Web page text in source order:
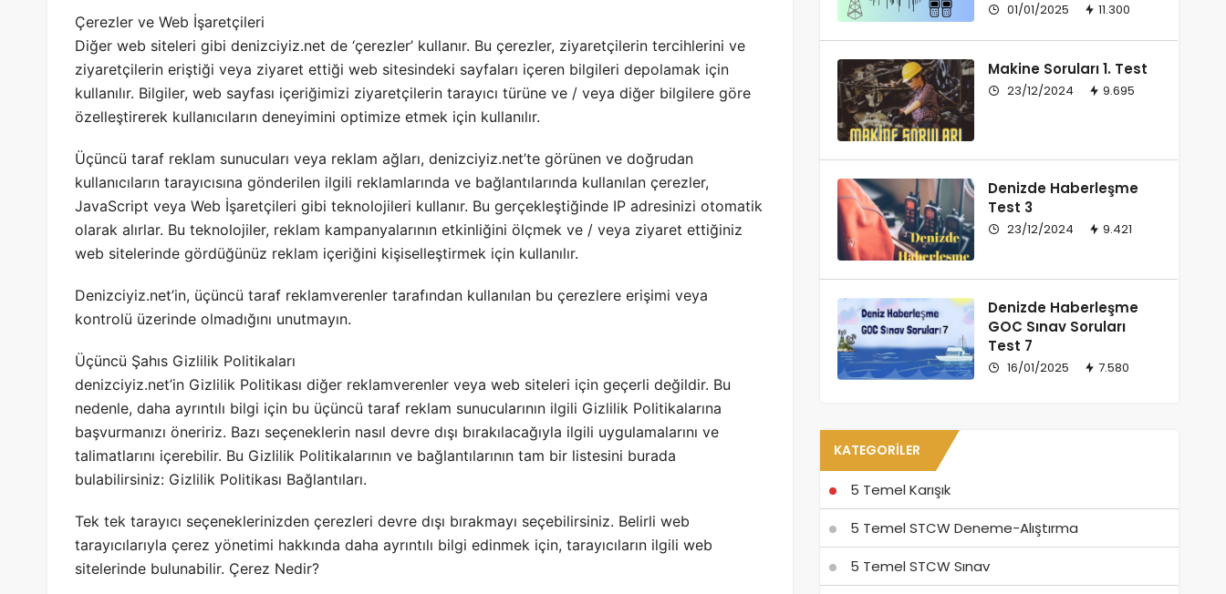
Çerezler ve Web İşaretçileri
Diğer web siteleri gibi denizciyiz.net de ‘çerezler’ kullanır. Bu çerezler, ziyaretçilerin tercihlerini ve
ziyaretçilerin eriştiği veya ziyaret ettiği web sitesindeki sayfaları içeren bilgileri depolamak için
kullanılır. Bilgiler, web sayfası içeriğimizi ziyaretçilerin tarayıcı türüne ve / veya diğer bilgilere göre
özelleştirerek kullanıcıların deneyimini optimize etmek için kullanılır.
Üçüncü taraf reklam sunucuları veya reklam ağları, denizciyiz.net’te görünen ve doğrudan
kullanıcıların tarayıcısına gönderilen ilgili reklamlarında ve bağlantılarında kullanılan çerezler,
JavaScript veya Web İşaretçileri gibi teknolojileri kullanır. Bu gerçekleştiğinde IP adresinizi otomatik
olarak alırlar. Bu teknolojiler, reklam kampanyalarının etkinliğini ölçmek ve / veya ziyaret ettiğiniz
web sitelerinde gördüğünüz reklam içeriğini kişiselleştirmek için kullanılır.
Denizciyiz.net’in, üçüncü taraf reklamverenler tarafından kullanılan bu çerezlere erişimi veya
kontrolü üzerinde olmadığını unutmayın.
Üçüncü Şahıs Gizlilik Politikaları
denizciyiz.net’in Gizlilik Politikası diğer reklamverenler veya web siteleri için geçerli değildir. Bu
nedenle, daha ayrıntılı bilgi için bu üçüncü taraf reklam sunucularının ilgili Gizlilik Politikalarına
başvurmanızı öneririz. Bazı seçeneklerin nasıl devre dışı bırakılacağıyla ilgili uygulamalarını ve
talimatlarını içerebilir. Bu Gizlilik Politikalarının ve bağlantılarının tam bir listesini burada
bulabilirsiniz: Gizlilik Politikası Bağlantıları.
Tek tek tarayıcı seçeneklerinizden çerezleri devre dışı bırakmayı seçebilirsiniz. Belirli web
tarayıcılarıyla çerez yönetimi hakkında daha ayrıntılı bilgi edinmek için, tarayıcıların ilgili web
sitelerinde bulunabilir. Çerez Nedir?
01/01/2025 11.300
Makine Soruları 1. Test
23/12/2024 9.695
Denizde Haberleşme
Test 3
23/12/2024 9.421
Denizde Haberleşme
GOC Sınav Soruları
Test 7
16/01/2025 7.580
KATEGORILER
5 Temel Karışık
5 Temel STCW Deneme-Alıştırma
5 Temel STCW Sınav